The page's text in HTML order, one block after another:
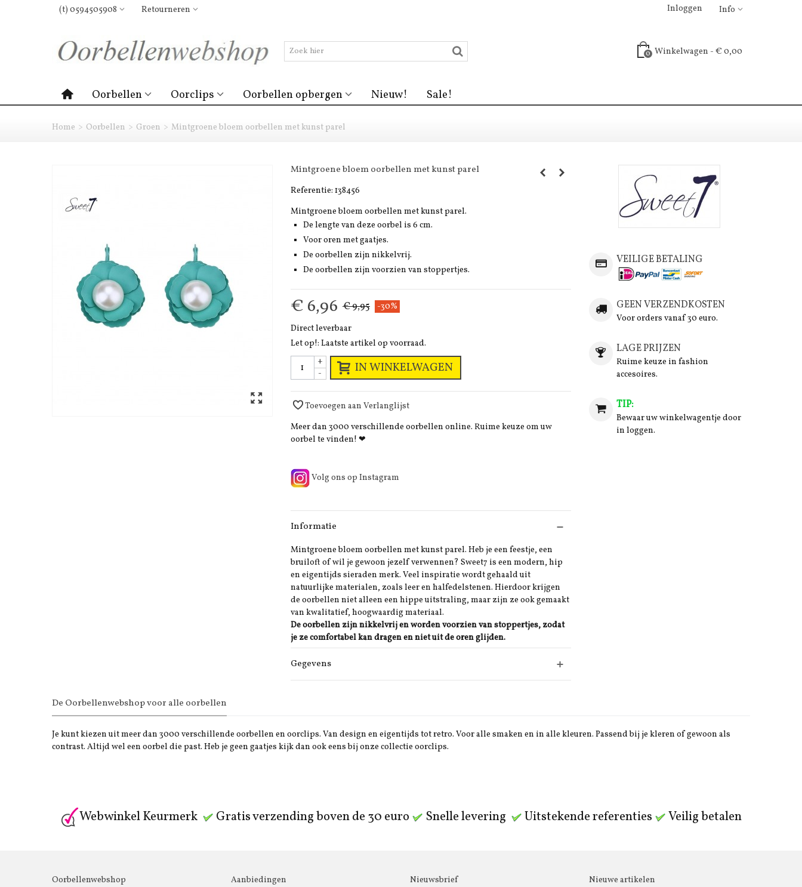
(t) 0594505908 Retourneren Info
Inloggen
0 Winkelwagen - € 0,00
Oorbellen Oorclips Oorbellen opbergen Nieuw! Sale!
Home > Oorbellen > Groen > Mintgroene bloem oorbellen met kunst parel
Mintgroene bloem oorbellen met kunst parel
Referentie: 138456
Mintgroene bloem oorbellen met kunst parel.
De lengte van deze oorbel is 6 cm.
Voor oren met gaatjes.
De oorbellen zijn nikkelvrij.
De oorbellen zijn voorzien van stoppertjes.
€ 6,96 € 9,95
-30%
Direct leverbaar
Let op!: Laatste artikel op voorraad.
-
+ IN WINKELWAGEN
Toevoegen aan Verlanglijst
Meer dan 3000 verschillende oorbellen online. Ruime keuze om uw
oorbel te vinden! ❤
Volg ons op Instagram
Informatie
Mintgroene bloem oorbellen met kunst parel. Heb je een feestje, een
bruiloft of wil je gewoon jezelf verwennen? Sweet7 is een modern, hip
en eigentijds sieraden merk. Veel inspiratie wordt gehaald uit
natuurlijke materialen, zoals leer en halfedelstenen. Hierdoor krijgen
de oorbellen niet alleen een hippe uitstraling, maar zijn ze ook gemaakt
van kwalitatief, hoogwaardig materiaal.
De oorbellen zijn nikkelvrij en worden voorzien van stoppertjes, zodat
je ze comfortabel kan dragen en niet uit de oren glijden.
Gegevens
VEILIGE BETALING
GEEN VERZENDKOSTEN
Voor orders vanaf 30 euro.
LAGE PRIJZEN
Ruime keuze in fashion
accesoires.
TIP:
Bewaar uw winkelwagentje door
in loggen.
De Oorbellenwebshop voor alle oorbellen
Je kunt kiezen uit meer dan 3000 verschillende oorbellen en oorclips. Van design en eigentijds tot retro. Voor alle smaken en in alle kleuren. Passend bij je kleren of gewoon als
contrast. Altijd wel een oorbel die past. Heb je geen gaatjes kijk dan ook eens bij onze collectie oorclips.
Webwinkel Keurmerk Gratis verzending boven de 30 euro Snelle levering Uitstekende referenties Veilig betalen
Oorbellenwebshop Aanbiedingen Nieuwsbrief Nieuwe artikelen